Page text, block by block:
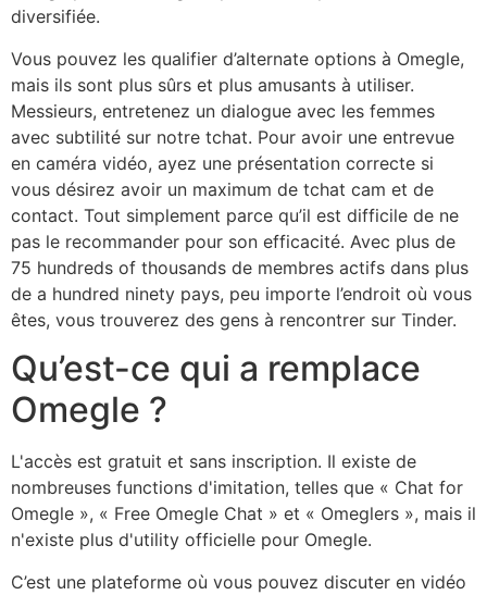
diversifiée.
Vous pouvez les qualifier d’alternate options à Omegle,
mais ils sont plus sûrs et plus amusants à utiliser.
Messieurs, entretenez un dialogue avec les femmes
avec subtilité sur notre tchat. Pour avoir une entrevue
en caméra vidéo, ayez une présentation correcte si
vous désirez avoir un maximum de tchat cam et de
contact. Tout simplement parce qu’il est difficile de ne
pas le recommander pour son efficacité. Avec plus de
75 hundreds of thousands de membres actifs dans plus
de a hundred ninety pays, peu importe l’endroit où vous
êtes, vous trouverez des gens à rencontrer sur Tinder.
Qu’est-ce qui a remplace
Omegle ?
L'accès est gratuit et sans inscription. Il existe de
nombreuses functions d'imitation, telles que « Chat for
Omegle », « Free Omegle Chat » et « Omeglers », mais il
n'existe plus d'utility officielle pour Omegle.
C’est une plateforme où vous pouvez discuter en vidéo